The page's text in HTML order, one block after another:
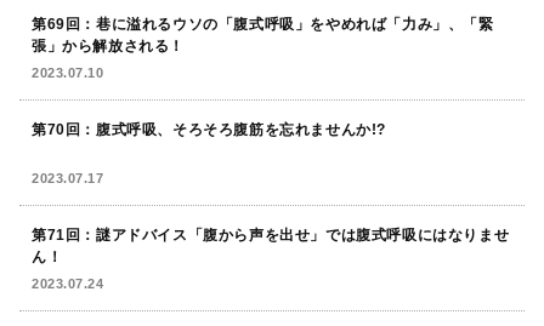
第69回：巷に溢れるウソの「腹式呼吸」をやめれば「力み」、「緊
張」から解放される！
2023.07.10
第70回：腹式呼吸、そろそろ腹筋を忘れませんか!?
2023.07.17
第71回：謎アドバイス「腹から声を出せ」では腹式呼吸にはなりませ
ん！
2023.07.24